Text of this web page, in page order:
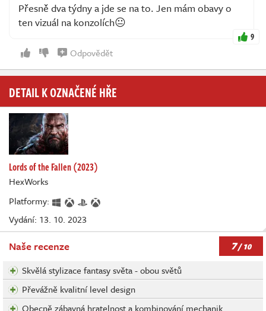
Přesně dva týdny a jde se na to. Jen mám obavy o
ten vizuál na konzolích😐
9
Odpovědět
DETAIL K OZNAČENÉ HŘE
Lords of the Fallen (2023)
HexWorks
Platformy:
Vydání: 13. 10. 2023
Naše recenze 7/ 10
Skvělá stylizace fantasy světa - obou světů
Převážně kvalitní level design
Obecně zábavná hratelnost a kombinování mechanik